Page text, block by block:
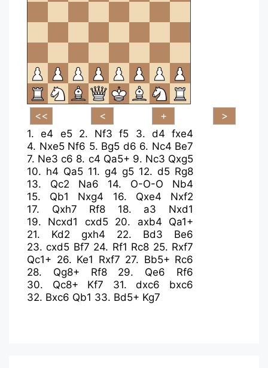
1.e4 e5 2. Nf3 f5 3. d4 fxe4
4. Nxe5 Nf6 5. Bg5 d6 6. Nc4 Be7
7. Ne3 c6 8. c4 Qa5+ 9. Nc3 Qxg5
10. h4 Qa5 11. g4 g5 12. d5 Rg8
13. Qc2 Na6 14. O-O-O
Nb4
15. Qb1 Nxg4 16. Qxe4
Nxf2
17. Qxh7 Rf8 18. a3
Nxd1
19. Ncxd1 cxd5 20. axb4
Qa1+
21. Kd2 gxh4 22. Bd3
Be6
23.cxd5 Bf7 24. Rf1 Rc8 25. Rxf7
Qc1+ 26. Ke1 Rxf7 27. Bb5+ Rc6
28. Qg8+ Rf8 29. Qe6
Rf6
30. Qc8+ Kf7 31.dxc6
bxc6
32. Bxc6 Qb1 33. Bd5+ Kg7